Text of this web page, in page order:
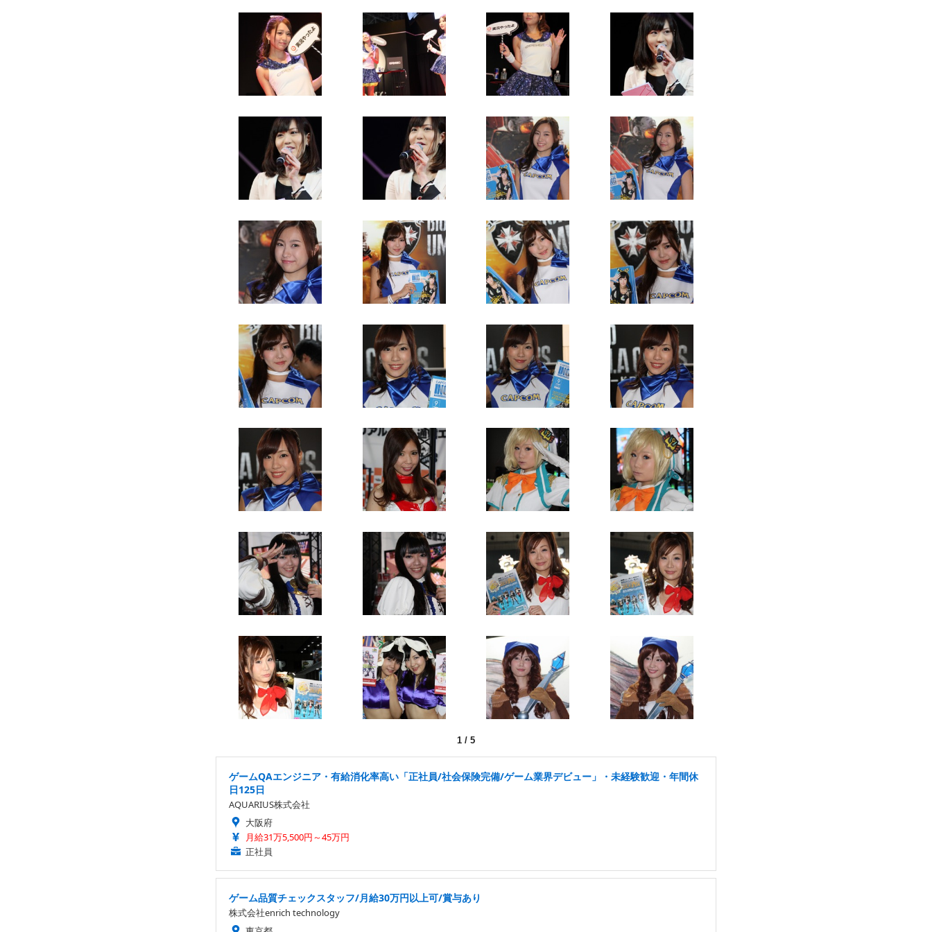
1 / 5
ゲームQAエンジニア・有給消化率高い「正社員/社会保険完備/ゲーム業界デビュー」・未経験歓迎・年間休
日125日
AQUARIUS株式会社
大阪府
月給31万5,500円～45万円
正社員
ゲーム品質チェックスタッフ/月給30万円以上可/賞与あり
株式会社enrich technology